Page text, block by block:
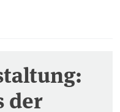
der